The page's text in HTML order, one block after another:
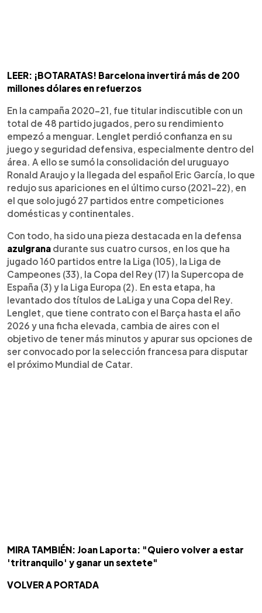
LEER: ¡BOTARATAS! Barcelona invertirá más de 200
millones dólares en refuerzos
En la campaña 2020-21, fue titular indiscutible con un
total de 48 partido jugados, pero su rendimiento
empezó a menguar. Lenglet perdió confianza en su
juego y seguridad defensiva, especialmente dentro del
área. A ello se sumó la consolidación del uruguayo
Ronald Araujo y la llegada del español Eric García, lo que
redujo sus apariciones en el último curso (2021-22), en
el que solo jugó 27 partidos entre competiciones
domésticas y continentales.
Con todo, ha sido una pieza destacada en la defensa
azulgrana durante sus cuatro cursos, en los que ha
jugado 160 partidos entre la Liga (105), la Liga de
Campeones (33), la Copa del Rey (17) la Supercopa de
España (3) y la Liga Europa (2). En esta etapa, ha
levantado dos títulos de LaLiga y una Copa del Rey.
Lenglet, que tiene contrato con el Barça hasta el año
2026 y una ficha elevada, cambia de aires con el
objetivo de tener más minutos y apurar sus opciones de
ser convocado por la selección francesa para disputar
el próximo Mundial de Catar.
MIRA TAMBIÉN: Joan Laporta: "Quiero volver a estar
'tritranquilo' y ganar un sextete"
VOLVER A PORTADA